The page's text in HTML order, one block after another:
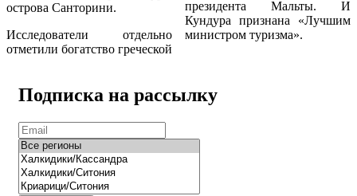
острова Санторини.
Исследователи отдельно
отметили богатство греческой
президента Мальты. И
Кундура признана «Лучшим
министром туризма».
Подписка на рассылку